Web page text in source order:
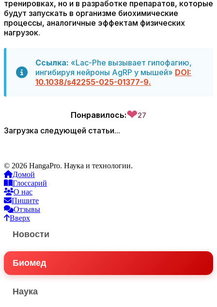
тренировках, но и в разработке препаратов, которые
будут запускать в организме биохимические
процессы, аналогичные эффектам физических
нагрузок.
Ссылка: «Lac-Phe вызывает гипофагию,
ингибируя нейроны AgRP у мышей» DOI:
10.1038/s42255-025-01377-9.
Понравилось:❤27
Загрузка следующей статьи...
© 2026 HangaPro. Наука и технологии.
Домой
Глоссарий
О нас
Пишите
Отзывы
Вверх
Новости
Биомед
Наука